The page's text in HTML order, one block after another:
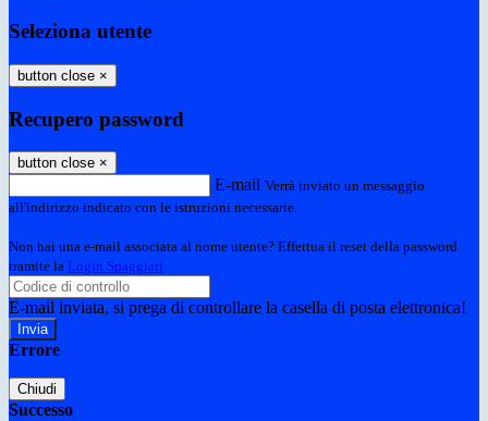
Seleziona utente
button close ×
Recupero password
button close ×
E-mail Verrà inviato un messaggio
all'indirizzo indicato con le istruzioni necessarie.
Non hai una e-mail associata al nome utente? Effettua il reset della password
tramite la Login Spaggiari
E-mail inviata, si prega di controllare la casella di posta elettronica!
Errore
Chiudi
Successo